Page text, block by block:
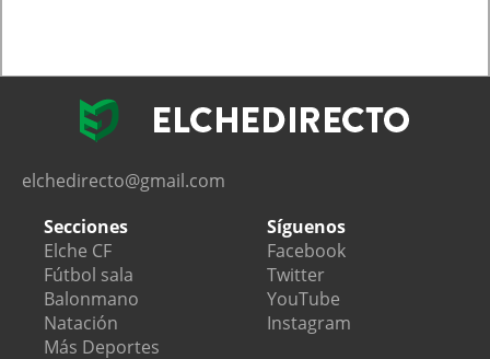
elchedirecto@gmail.com
Secciones
Elche CF
Fútbol sala
Balonmano
Natación
Más Deportes
Síguenos
Facebook
Twitter
YouTube
Instagram